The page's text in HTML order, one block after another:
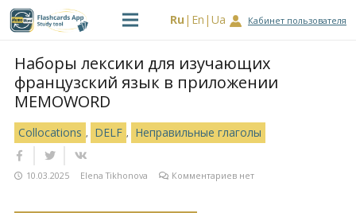
Ru En Ua Кабинет пользователя
Наборы лексики для изучающих
французский язык в приложении
MEMOWORD
Collocations , DELF , Неправильные глаголы
10.03.2025 Elena Tikhonova Комментариев нет